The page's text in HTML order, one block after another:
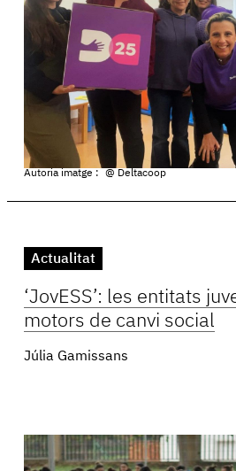
Autoria imatge : @ Deltacoop
Actualitat
‘JovESS’: les entitats
motors de canvi social
Júlia Gamissans